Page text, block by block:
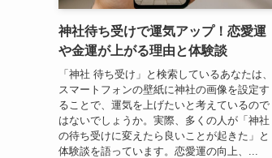
神社待ち受けで運気アップ！恋愛運
や金運が上がる理由と体験談
「神社 待ち受け」と検索しているあなたは、
スマートフォンの壁紙に神社の画像を設定す
ることで、運気を上げたいと考えているので
はないでしょうか。実際、多くの人が「神社
の待ち受けに変えたら良いことが起きた」と
体験談を語っています。恋愛運の向上、...